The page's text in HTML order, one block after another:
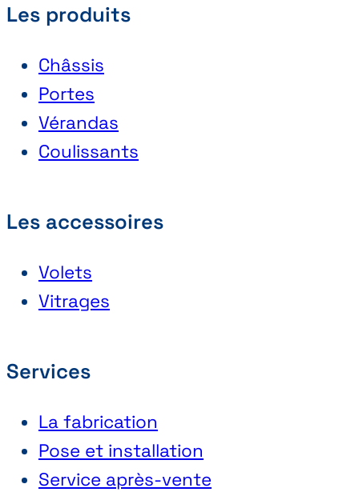
Les produits
Châssis
Portes
Vérandas
Coulissants
Les accessoires
Volets
Vitrages
Services
La fabrication
Pose et installation
Service après-vente